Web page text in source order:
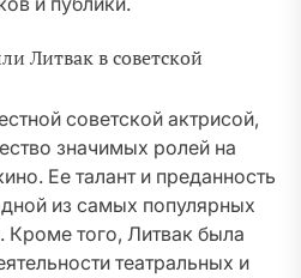
Литвак в советской
советской актрисой,
значимых ролей на
Ее талант и преданность
из самых популярных
Кроме того, Литвак была
театральных и